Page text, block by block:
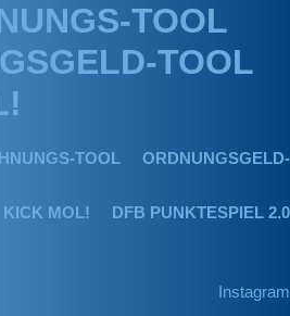
TOOL
TOOL
TOOL ORDNUNGSGELD-
KICK MOL! DFB PUNKTESPIEL 2.0
Instagram